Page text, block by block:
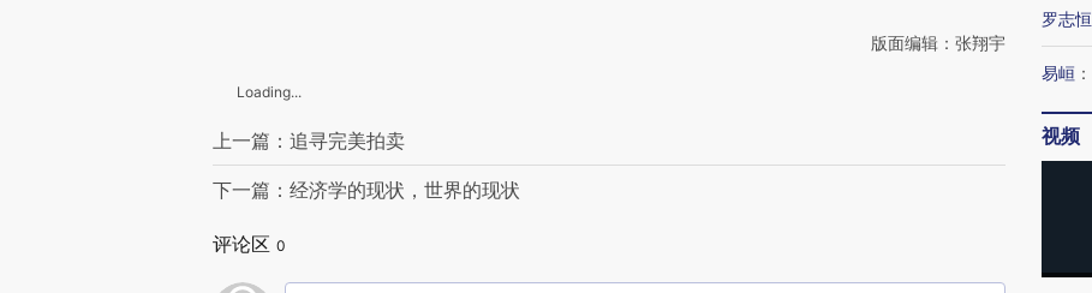
版面编辑：张翔宇
Loading...
上一篇：追寻完美拍卖
下一篇：经济学的现状，世界的现状
评论区 0
罗志恒
易峘 ：
视频